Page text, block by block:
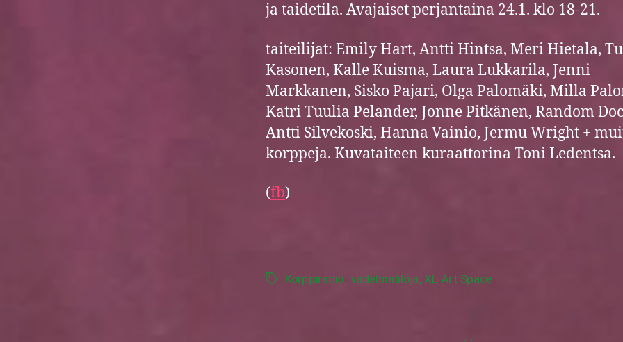
ja taidetila. Avajaiset perjantaina 24.1. klo 18-21.
taiteilijat: Emily Hart, Antti Hintsa, Meri Hietala,
Kasonen, Kalle Kuisma, Laura Lukkarila, Jenni
Markkanen, Sisko Pajari, Olga Palomäki, Milla
Katri Tuulia Pelander, Jonne Pitkänen, Random
Antti Silvekoski, Hanna Vainio, Jermu Wright +
korppeja. Kuvataiteen kuraattorina Toni Ledentsa.
(fb)
TagsKorppiradio, vadelmatiloja, XL Art Space